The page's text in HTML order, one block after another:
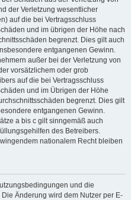
der Verletzung wesentlicher
auf die bei Vertragsschluss
und im übrigen der Höhe nach
begrenzt. Dies gilt auch
entgangenen Gewinn.
außer bei der Verletzung von
vorsätzlichem oder grob
auf die bei Vertragsschluss
und im Übrigen der Höhe
begrenzt. Dies gilt
entgangenen Gewinn.
a bis c gilt sinngemäß auch
des Betreibers.
nationalem Recht bleiben
und die
Änderung wird dem Nutzer per E-